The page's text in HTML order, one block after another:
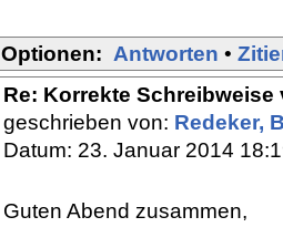
Optionen: Antworten •
Re: Korrekte Schreibweise
geschrieben von: Redeker,
Datum: 23. Januar 2014
Guten Abend zusammen,